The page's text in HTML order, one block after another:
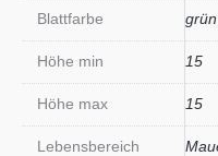
Blattfarbe grün
Höhe min 15
Höhe max 15
Lebensbereich